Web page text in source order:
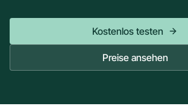
Kostenlos testen
Preise ansehen